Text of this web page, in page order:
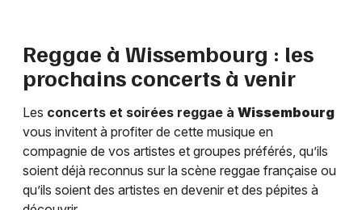
Reggae à Wissembourg : les
prochains concerts à venir
Les concerts et soirées reggae à Wissembourg
vous invitent à profiter de cette musique en
compagnie de vos artistes et groupes préférés, qu’ils
soient déjà reconnus sur la scène reggae française ou
qu’ils soient des artistes en devenir et des pépites à